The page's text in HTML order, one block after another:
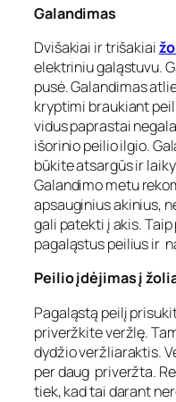
Galandimas
Dvišakiai ir trišakiai
elektriniu galąstuvu.
pusė. Galandimas
kryptimi braukiant
vidus paprastai
išorinio peilio ilgio.
būkite atsargūs ir
Galandimo metu
apsauginius akinius,
gali patekti į akis.
pagaląstus peilius ir
Peilio įdėjimas į
Pagaląstą peilį
priveržkite veržlę.
dydžio veržliaraktis.
per daug priveržta.
tiek, kad tai darant